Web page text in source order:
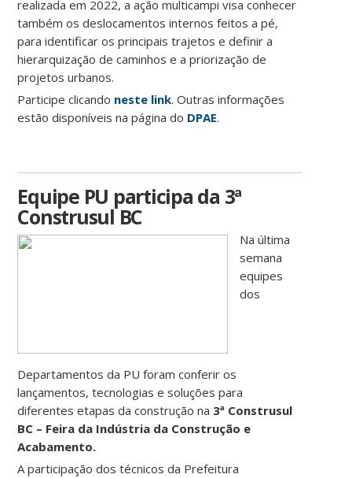
realizada em 2022, a ação multicampi visa conhecer
também os deslocamentos internos feitos a pé,
para identificar os principais trajetos e definir a
hierarquização de caminhos e a priorização de
projetos urbanos.
Participe clicando neste link. Outras informações
estão disponíveis na página do DPAE.
Equipe PU participa da 3ª
Construsul BC
Na última
semana
equipes
dos
Departamentos da PU foram conferir os
lançamentos, tecnologias e soluções para
diferentes etapas da construção na 3ª Construsul
BC – Feira da Indústria da Construção e
Acabamento.
A participação dos técnicos da Prefeitura